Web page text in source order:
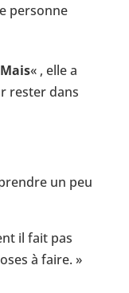
personne
« , elle a
rester dans
un peu
il fait pas
à faire. »